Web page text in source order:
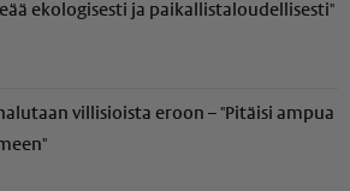
ekologisesti ja paikal­lis­ta­lou­del­li­sesti"
villisioista eroon – "Pitäisi ampua